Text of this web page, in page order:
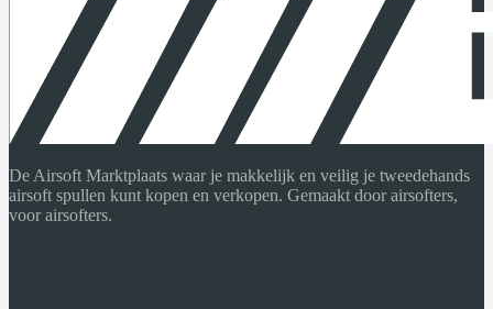
De Airsoft Marktplaats waar je makkelijk en veilig je tweedehands
airsoft spullen kunt kopen en verkopen. Gemaakt door airsofters,
voor airsofters.